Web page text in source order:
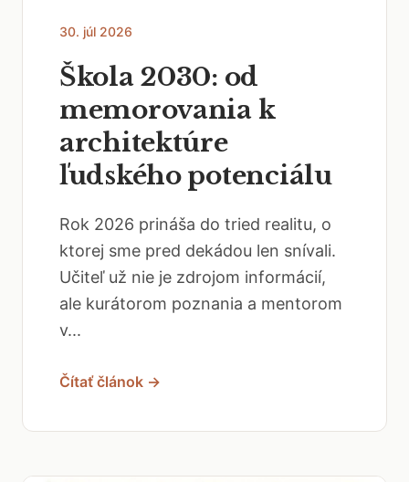
30. júl 2026
Škola 2030: od
memorovania k
architektúre
ľudského potenciálu
Rok 2026 prináša do tried realitu, o
ktorej sme pred dekádou len snívali.
Učiteľ už nie je zdrojom informácií,
ale kurátorom poznania a mentorom
v...
Čítať článok →